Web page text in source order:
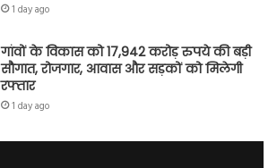
1 day ago
गांवों के विकास को 17,942 करोड़ रुपये की बड़ी
सौगात, रोजगार, आवास और सड़कों को मिलेगी
रफ्तार
1 day ago